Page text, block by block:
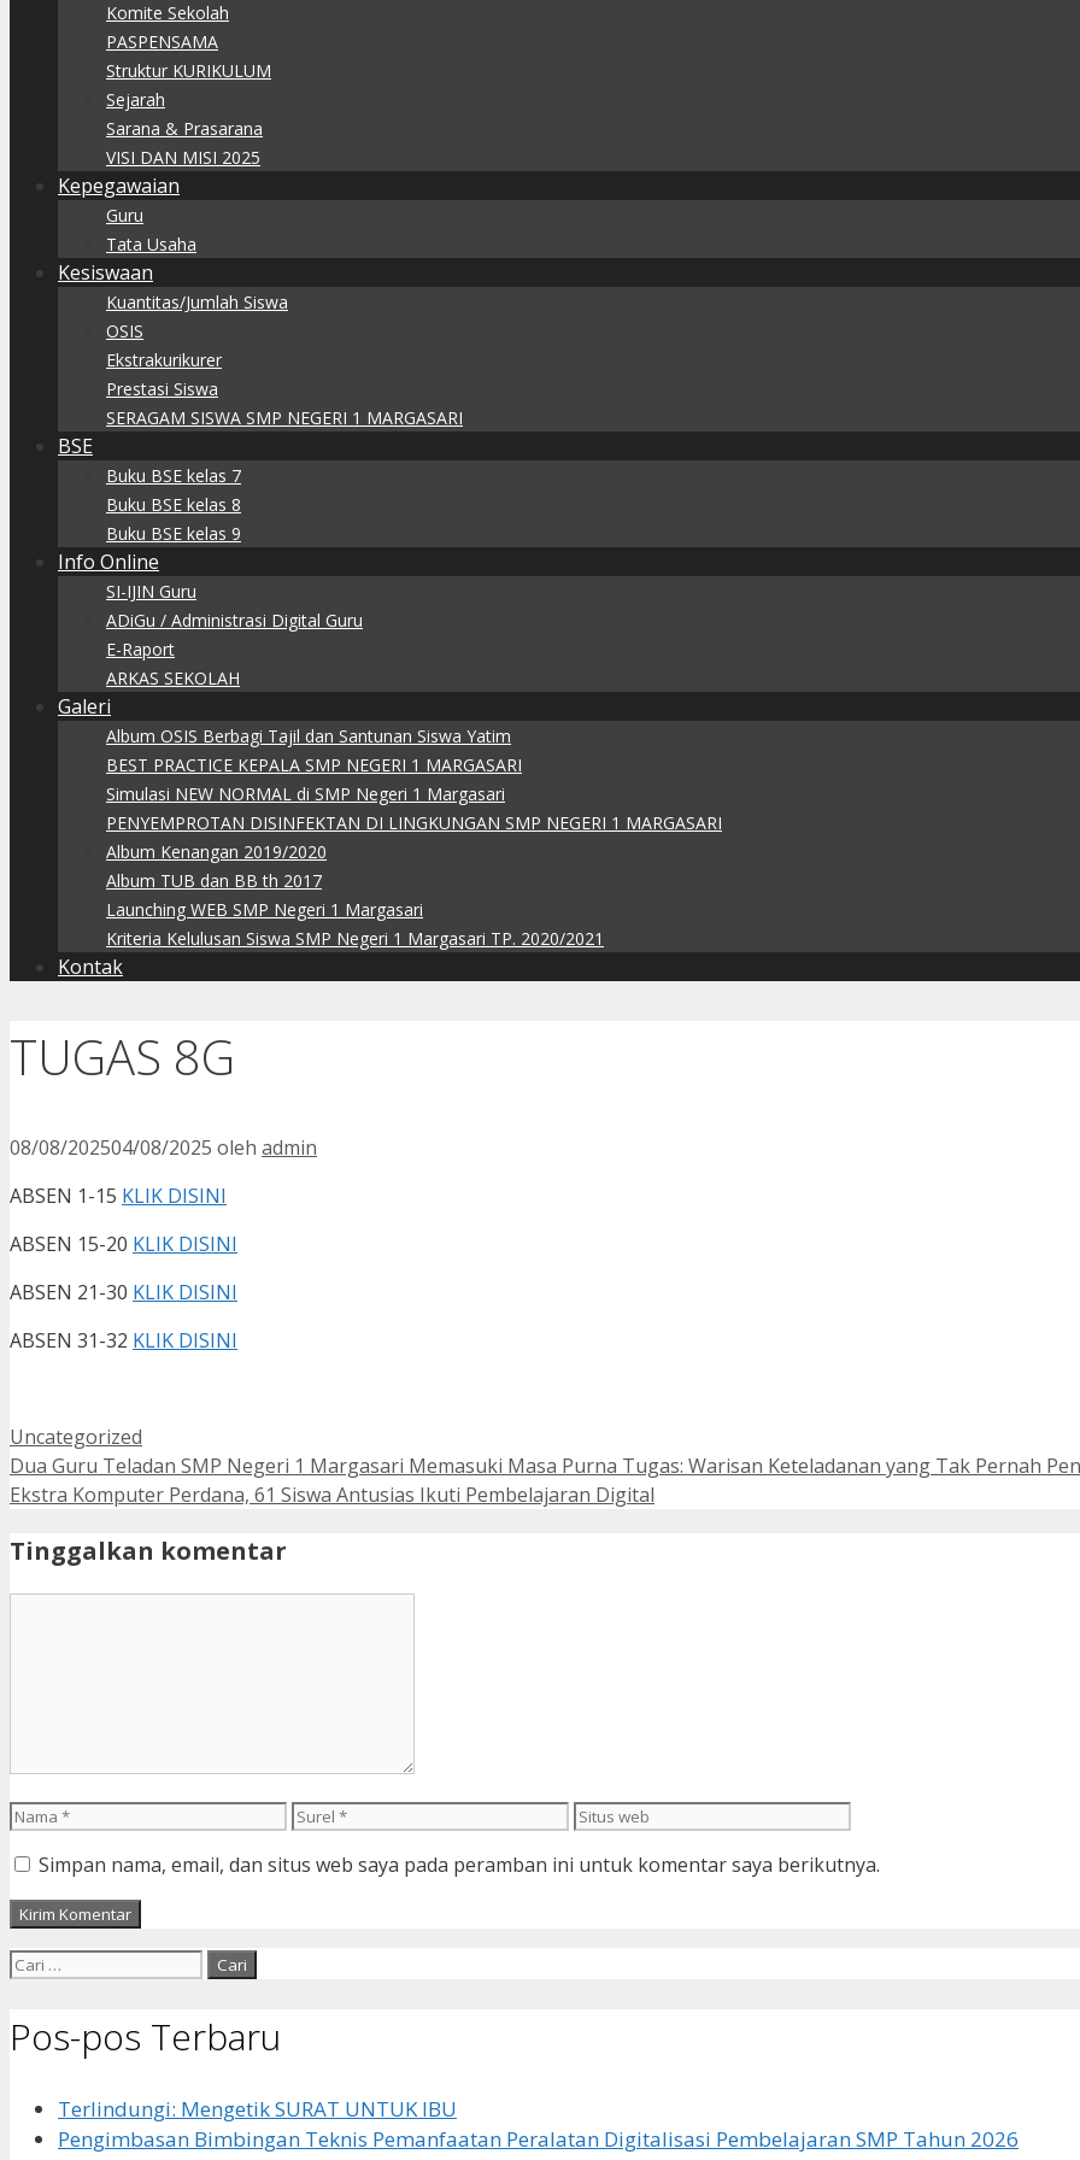
Komite Sekolah
PASPENSAMA
Struktur KURIKULUM
Sejarah
Sarana & Prasarana
VISI DAN MISI 2025
Kepegawaian
Guru
Tata Usaha
Kesiswaan
Kuantitas/Jumlah Siswa
OSIS
Ekstrakurikurer
Prestasi Siswa
SERAGAM SISWA SMP NEGERI 1 MARGASARI
BSE
Buku BSE kelas 7
Buku BSE kelas 8
Buku BSE kelas 9
Info Online
SI-IJIN Guru
ADiGu / Administrasi Digital Guru
E-Raport
ARKAS SEKOLAH
Galeri
Album OSIS Berbagi Tajil dan Santunan Siswa Yatim
BEST PRACTICE KEPALA SMP NEGERI 1 MARGASARI
Simulasi NEW NORMAL di SMP Negeri 1 Margasari
PENYEMPROTAN DISINFEKTAN DI LINGKUNGAN SMP NEGERI 1 MARGASARI
Album Kenangan 2019/2020
Album TUB dan BB th 2017
Launching WEB SMP Negeri 1 Margasari
Kriteria Kelulusan Siswa SMP Negeri 1 Margasari TP. 2020/2021
Kontak
TUGAS 8G
08/08/202504/08/2025 oleh admin
ABSEN 1-15 KLIK DISINI
ABSEN 15-20 KLIK DISINI
ABSEN 21-30 KLIK DISINI
ABSEN 31-32 KLIK DISINI
Kategori
Uncategorized
Dua Guru Teladan SMP Negeri 1 Margasari Memasuki Masa Purna Tugas: Warisan Keteladanan yang Tak Pernah
Ekstra Komputer Perdana, 61 Siswa Antusias Ikuti Pembelajaran Digital
Tinggalkan komentar
Nama Surel
Situs
Simpan nama, email, dan situs web saya pada peramban ini untuk komentar saya berikutnya.
Cari
Pos-pos Terbaru
Terlindungi: Mengetik SURAT UNTUK IBU
Pengimbasan Bimbingan Teknis Pemanfaatan Peralatan Digitalisasi Pembelajaran SMP Tahun 2026